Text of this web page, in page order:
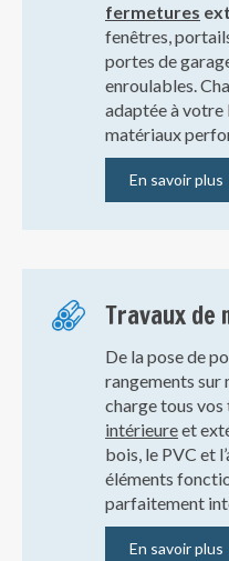
fermetures
fenêtres,
portes de
enroulables.
adaptée à votre
matériaux
En savoir plus
Travaux de
De la pose de
rangements sur
charge tous vos
intérieureet
bois, le PVC et
éléments
parfaitement
En savoir plus